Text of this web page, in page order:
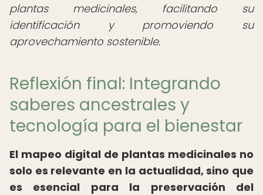
plantas medicinales, facilitando su
identificación y promoviendo su
aprovechamiento sostenible.
Reflexión final: Integrando
saberes ancestrales y
tecnología para el bienestar
El mapeo digital de plantas medicinales no
solo es relevante en la actualidad, sino que
es esencial para la preservación del